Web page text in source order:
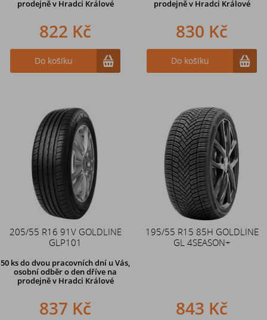
prodejněv Hradci Králové
822 Kč
Do košíku
prodejně v Hradci Králové
830 Kč
Do košíku
205/55 R16 91V GOLDLINE
GLP101
50 ksdo dvou pracovních dní u Vás,
osobní odběr o den dříve na
prodejně v Hradci Králové
837 Kč
195/55 R15 85H GOLDLINE
GL 4SEASON+
843 Kč